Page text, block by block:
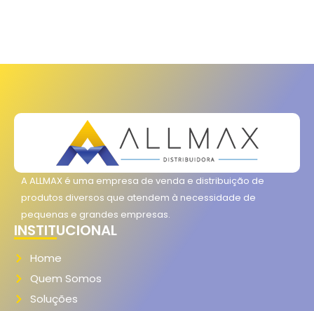
A ALLMAX é uma empresa de venda e distribuição de
produtos diversos que atendem à necessidade de
pequenas e grandes empresas.
INSTITUCIONAL
Home
Quem Somos
Soluções